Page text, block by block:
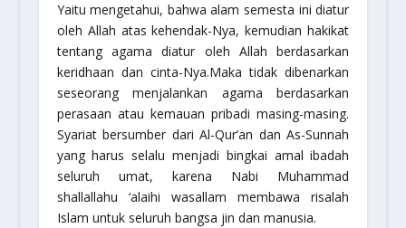
Yaitu mengetahui, bahwa alam semesta ini diatur
oleh Allah atas kehendak-Nya, kemudian hakikat
tentang agama diatur oleh Allah berdasarkan
keridhaan dan cinta-Nya.Maka tidak dibenarkan
seseorang menjalankan agama berdasarkan
perasaan atau kemauan pribadi masing-masing.
Syariat bersumber dari Al-Qur’an dan As-Sunnah
yang harus selalu menjadi bingkai amal ibadah
seluruh umat, karena Nabi Muhammad
shallallahu ‘alaihi wasallam membawa risalah
Islam untuk seluruh bangsa jin dan manusia.